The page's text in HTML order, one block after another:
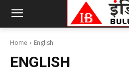
Home English
ENGLISH